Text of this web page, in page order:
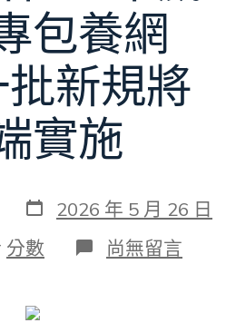
包養網
新規將
實施
發
表
日
期
2026 年 5 月 26 日
分數 在
〈打
尚無留言